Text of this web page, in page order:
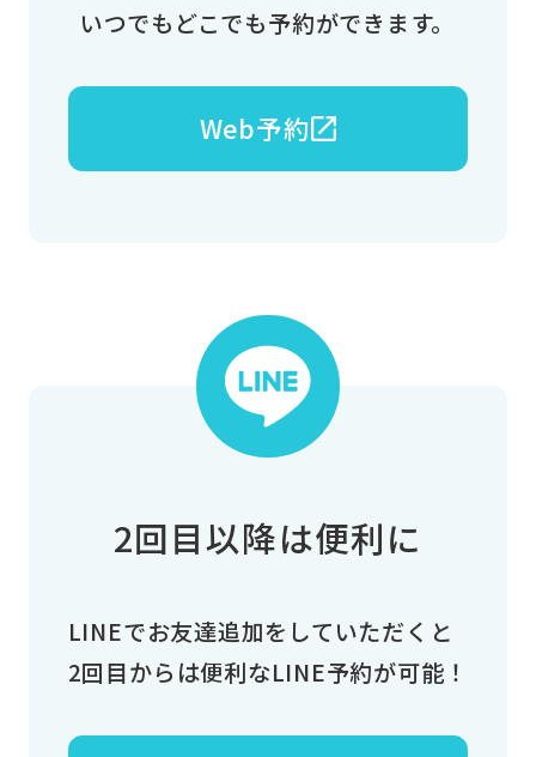
いつでもどこでも予約ができます。
Web予約
2回目以降は便利に
LINEでお友達追加をしていただくと
2回目からは便利なLINE予約が可能！